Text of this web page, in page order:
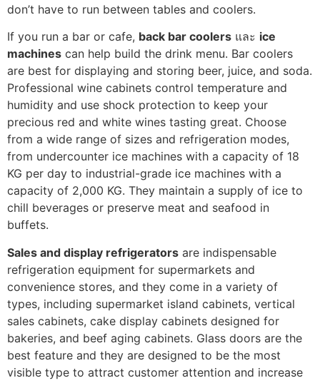
don’t have to run between tables and coolers.
If you run a bar or cafe, back bar coolers และ ice
machines can help build the drink menu. Bar coolers
are best for displaying and storing beer, juice, and soda.
Professional wine cabinets control temperature and
humidity and use shock protection to keep your
precious red and white wines tasting great. Choose
from a wide range of sizes and refrigeration modes,
from undercounter ice machines with a capacity of 18
KG per day to industrial-grade ice machines with a
capacity of 2,000 KG. They maintain a supply of ice to
chill beverages or preserve meat and seafood in
buffets.
Sales and display refrigerators are indispensable
refrigeration equipment for supermarkets and
convenience stores, and they come in a variety of
types, including supermarket island cabinets, vertical
sales cabinets, cake display cabinets designed for
bakeries, and beef aging cabinets. Glass doors are the
best feature and they are designed to be the most
visible type to attract customer attention and increase